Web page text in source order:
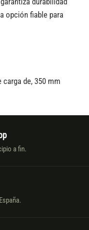
opción fiable para
carga de, 350 mm
a fin.